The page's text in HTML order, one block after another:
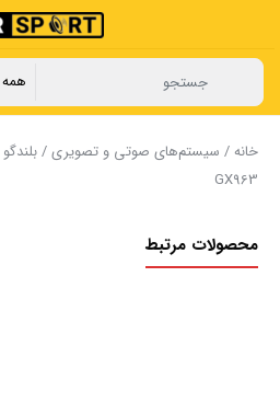
خانه/ سیستم‌های صوتی و تصویری/بلندگو
GX963
محصولات مرتبط